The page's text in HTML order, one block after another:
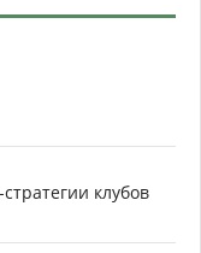
клубов